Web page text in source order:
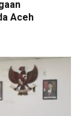
Aceh